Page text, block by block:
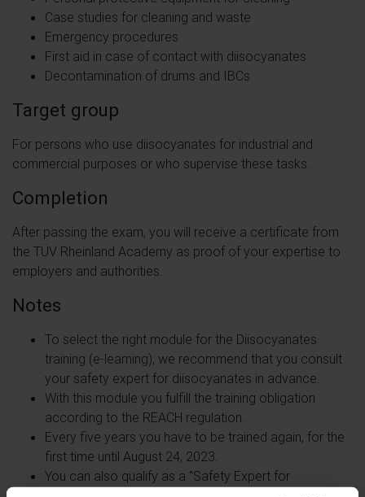
Case studies for cleaning and waste
Emergency procedures
First aid in case of contact with diisocyanates
Decontamination of drums and IBCs
Target group
For persons who use diisocyanates for industrial and
commercial purposes or who supervise these tasks.
Completion
After passing the exam, you will receive a certificate from
the TÜV Rheinland Academy as proof of your expertise to
employers and authorities.
Notes
To select the right module for the Diisocyanates
training (e-learning), we recommend that you consult
your safety expert for diisocyanates in advance.
With this module you fulfill the training obligation
according to the REACH regulation.
Every five years you have to be trained again, for the
first time until August 24, 2023.
You can also qualify as a "Safety Expert for